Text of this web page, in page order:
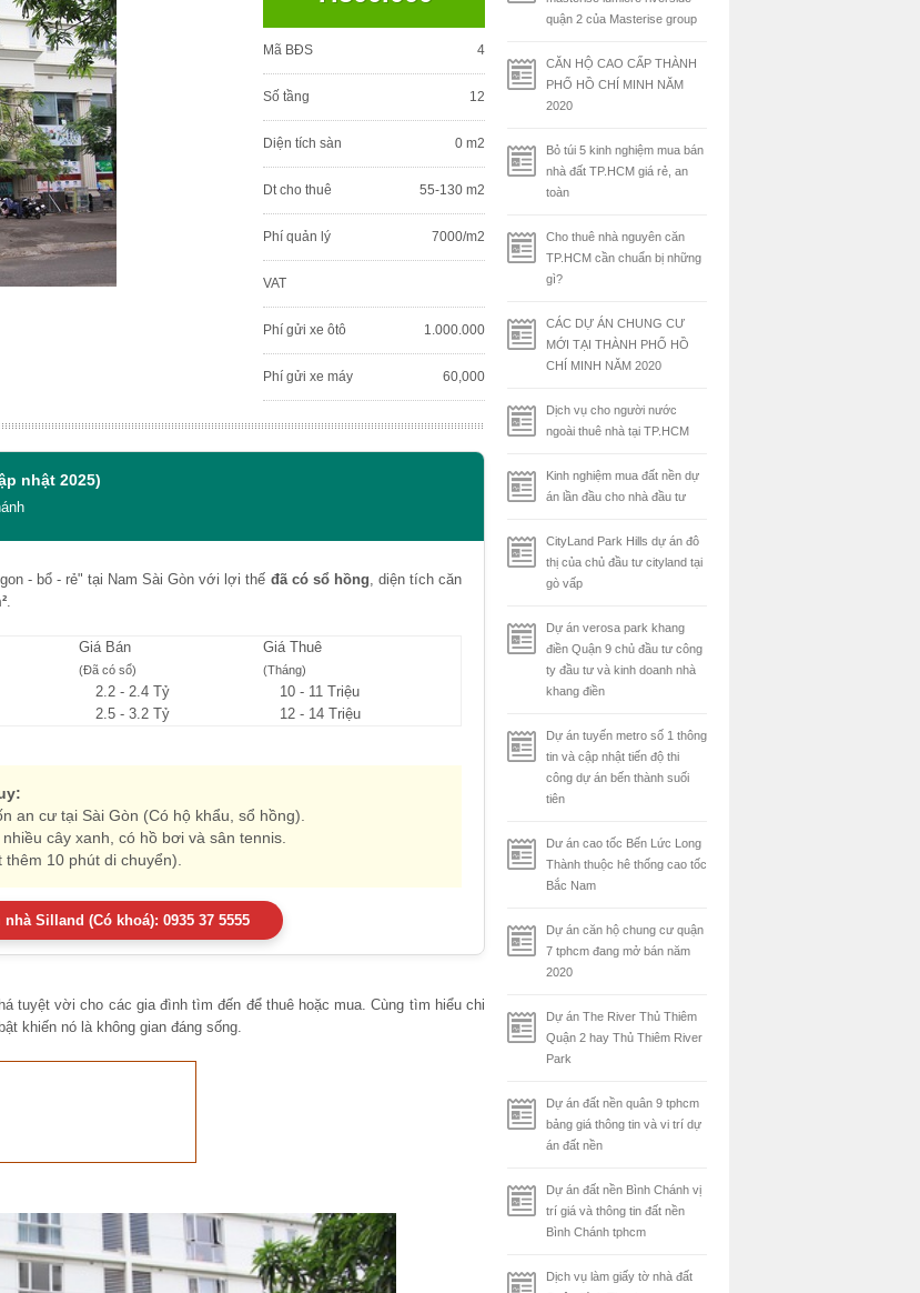
Mã BĐS 4
Số tầng 12
Diện tích sàn 0 m2
Dt cho thuê 55-130 m2
Phí quản lý 7000/m2
VAT
Phí gửi xe ôtô 1.000.000
Phí gửi xe máy 60,000
nhật 2025)
- bổ - rẻ" tại Nam Sài Gòn với lợi thế đã có sổ hồng , diện tích căn
Giá Bán
(Đã có sổ)
Giá Thuê
(Tháng)
2.2 - 2.4 Tỷ
10 - 11 Triệu
2.5 - 3.2 Tỷ 12 - 14 Triệu
an cư tại Sài Gòn (Có hộ khẩu, sổ hồng).
cây xanh, có hồ bơi và sân tennis.
10 phút di chuyển).
Silland (Có khoá): 0935 37 5555
tuyệt vời cho các gia đình tìm đến để thuê hoặc mua. Cùng tìm hiểu chi
khiến nó là không gian đáng sống.
quận 2 của Masterise group
CĂN HỘ CAO CẤP THÀNH
PHỐ HỒ CHÍ MINH NĂM
2020
Bỏ túi 5 kinh nghiệm mua bán
nhà đất TP.HCM giá rẻ, an
toàn
Cho thuê nhà nguyên căn
TP.HCM cần chuẩn bị những
gì?
CÁC DỰ ÁN CHUNG CƯ
MỚI TẠI THÀNH PHỐ HỒ
CHÍ MINH NĂM 2020
Dịch vụ cho người nước
ngoài thuê nhà tại TP.HCM
Kinh nghiệm mua đất nền dự
án lần đầu cho nhà đầu tư
CityLand Park Hills dự án đô
thị của chủ đầu tư cityland tại
gò vấp
Dự án verosa park khang
điền Quận 9 chủ đầu tư công
ty đầu tư và kinh doanh nhà
khang điền
Dự án tuyến metro số 1 thông
tin và cập nhật tiến độ thi
công dự án bến thành suối
tiên
Dư án cao tốc Bến Lức Long
Thành thuộc hê thống cao tốc
Bắc Nam
Dự án căn hộ chung cư quận
7 tphcm đang mở bán năm
2020
Dự án The River Thủ Thiêm
Quận 2 hay Thủ Thiêm River
Park
Dự án đất nền quân 9 tphcm
bảng giá thông tin và vi trí dự
án đất nền
Dự án đất nền Bình Chánh vị
trí giá và thông tin đất nền
Bình Chánh tphcm
Dịch vụ làm giấy tờ nhà đất